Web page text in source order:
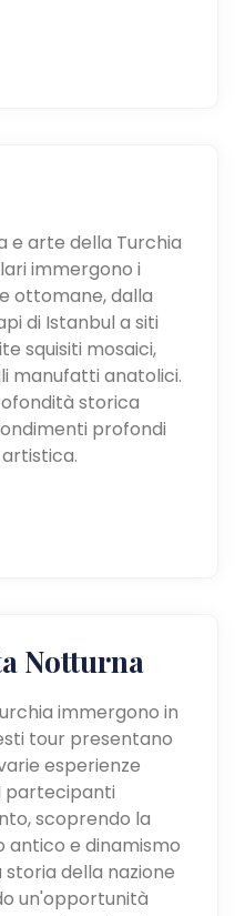
e arte della Turchia
immergono i
ottomane, dalla
di Istanbul a siti
squisiti mosaici,
manufatti anatolici.
storica
profondi
Notturna
immergono in
tour presentano
esperienze
partecipanti
scoprendo la
antico e dinamismo
della nazione
un'opportunità